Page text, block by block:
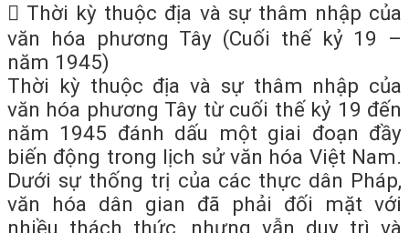
 Thời kỳ thuộc địa và sự thâm nhập của
văn hóa phương Tây (Cuối thế kỷ 19 –
năm 1945)
Thời kỳ thuộc địa và sự thâm nhập của
văn hóa phương Tây từ cuối thế kỷ 19 đến
năm 1945 đánh dấu một giai đoạn đầy
biến động trong lịch sử văn hóa Việt Nam.
Dưới sự thống trị của các thực dân Pháp,
văn hóa dân gian đã phải đối mặt với
nhiều thách thức, nhưng vẫn duy trì và